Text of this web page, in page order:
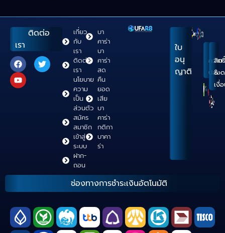
ใบ
อนุ
ญาติ
ความ
ปลอ
สิท
&
เงื่
เกี่ยว
กับ
เรา
ติดต่อ
เรา
นโยบาย
ความ
เป็น
ส่วนตัว
สมัคร
สมาชิก
เข้าสู่
ระบบ
ฝาก-
ถอน
บา
คาร่า
บา
คาร่า
สด
คืน
ยอด
เสีย
บา
คาร่า
กติกา
บาคา
ร่า
ติดต่อ
เรา
ช่องทางการชำระเงินอัตโนมัติ